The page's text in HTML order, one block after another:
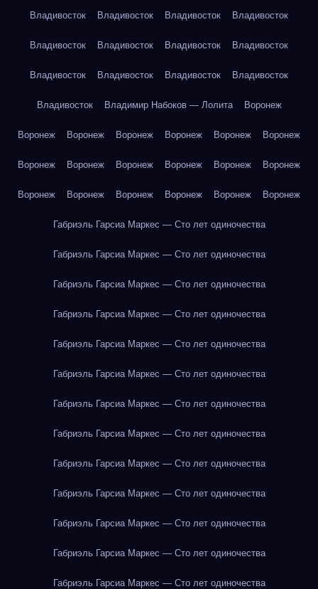
Владивосток Владивосток Владивосток Владивосток
Владивосток Владивосток Владивосток Владивосток
Владивосток Владивосток Владивосток Владивосток
Владивосток Владимир Набоков — Лолита Воронеж
Воронеж Воронеж Воронеж Воронеж Воронеж Воронеж
Воронеж Воронеж Воронеж Воронеж Воронеж Воронеж
Воронеж Воронеж Воронеж Воронеж Воронеж Воронеж
Габриэль Гарсиа Маркес — Сто лет одиночества
Габриэль Гарсиа Маркес — Сто лет одиночества
Габриэль Гарсиа Маркес — Сто лет одиночества
Габриэль Гарсиа Маркес — Сто лет одиночества
Габриэль Гарсиа Маркес — Сто лет одиночества
Габриэль Гарсиа Маркес — Сто лет одиночества
Габриэль Гарсиа Маркес — Сто лет одиночества
Габриэль Гарсиа Маркес — Сто лет одиночества
Габриэль Гарсиа Маркес — Сто лет одиночества
Габриэль Гарсиа Маркес — Сто лет одиночества
Габриэль Гарсиа Маркес — Сто лет одиночества
Габриэль Гарсиа Маркес — Сто лет одиночества
Габриэль Гарсиа Маркес — Сто лет одиночества